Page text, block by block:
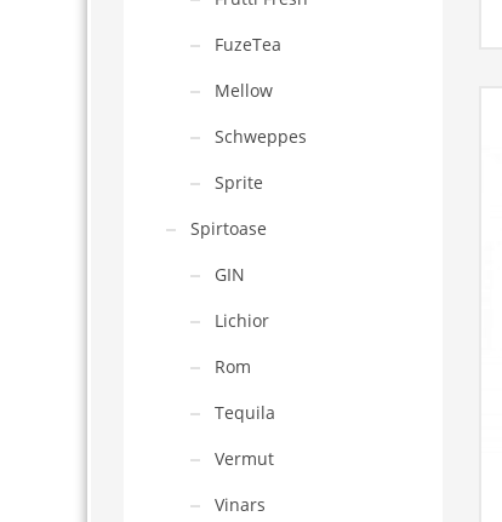
FuzeTea
Mellow
Schweppes
Sprite
Spirtoase
GIN
Lichior
Rom
Tequila
Vermut
Vinars